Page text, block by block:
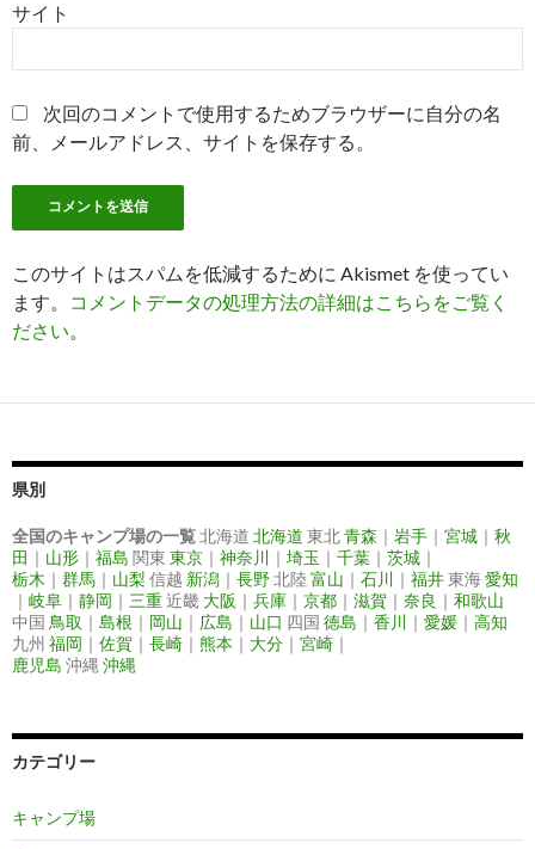
サイト
次回のコメントで使用するためブラウザーに自分の名
前、メールアドレス、サイトを保存する。
このサイトはスパムを低減するために Akismet を使ってい
ます。
コメントデータの処理方法の詳細はこちらをご覧く
ださい。
県別
全国のキャンプ場の一覧北海道 北海道 東北青森 ｜ 岩手 ｜ 宮城 ｜ 秋
田 ｜ 山形 ｜ 福島 関東 東京 ｜ 神奈川 ｜ 埼玉 ｜ 千葉 ｜ 茨城 ｜
栃木 ｜ 群馬 ｜ 山梨 信越 新潟 ｜ 長野北陸 富山 ｜ 石川 ｜ 福井東海愛知
｜ 岐阜 ｜ 静岡 ｜ 三重近畿 大阪 ｜ 兵庫 ｜ 京都 ｜ 滋賀 ｜ 奈良 ｜ 和歌山
中国 鳥取 ｜ 島根 ｜ 岡山 ｜ 広島 ｜ 山口 四国 徳島 ｜ 香川 ｜ 愛媛 ｜ 高知
九州 福岡 ｜ 佐賀 ｜ 長崎 ｜ 熊本 ｜ 大分 ｜ 宮崎 ｜
鹿児島 沖縄 沖縄
カテゴリー
キャンプ場